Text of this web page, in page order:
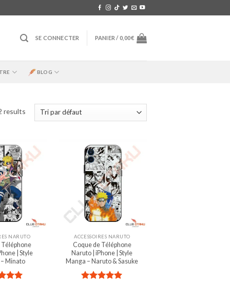
SE CONNECTER PANIER /0,00€
BLOG
results
NARUTO
Téléphone
| Style
Minato
ACCESSOIRES NARUTO
Coque de Téléphone
Naruto | iPhone | Style
Manga – Naruto & Sasuke